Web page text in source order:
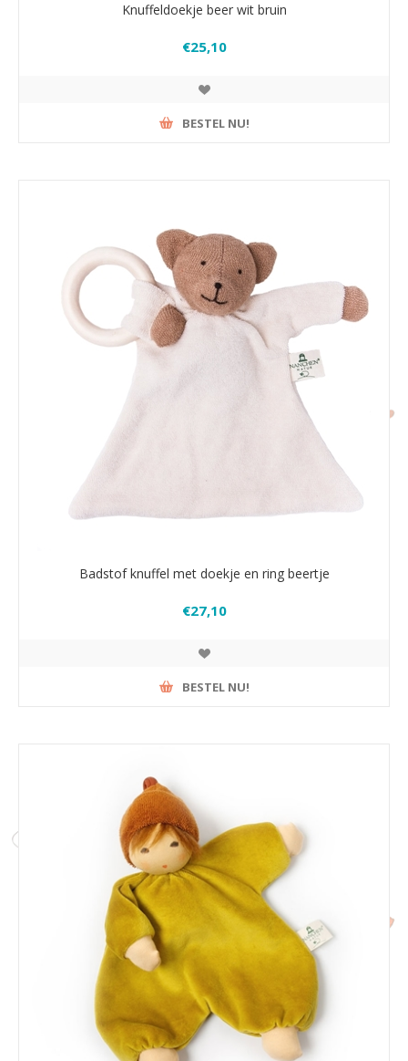
Knuffeldoekje beer wit bruin
€25,10
BESTEL NU!
Badstof knuffel met doekje en ring beertje
€27,10
BESTEL NU!